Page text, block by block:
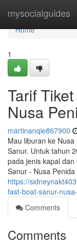
mysocialguides
Home
Home
1
Tarif
Nusa
martinanqie867900
Mau liburan ke
Sanur. Untuk tahun
pada jenis kapal
Sanur - Nusa Penida
https://
fast-boat-sanur-
Comments
Comments